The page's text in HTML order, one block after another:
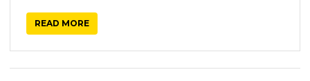
READ MORE